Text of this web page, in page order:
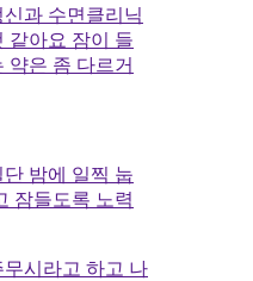
과 수면클리닉
같아요 잠이 들
약은 좀 다르거
밤에 일찍 눕
잠들도록 노력
시라고 하고 나